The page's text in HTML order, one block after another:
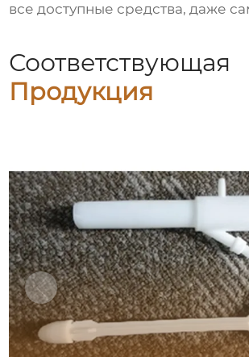
все доступные средства, даже
Соответствующая
Продукция